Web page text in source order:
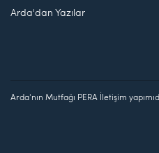
Arda'dan Yazılar
Arda'nın Mutfağı PERA İletişim